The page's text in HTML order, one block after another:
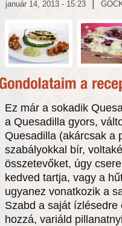
január 14, 2013 - 15:23
Ez már a sokadik
a Quesadilla gyors,
Quesadilla (akárcsak a
szabályokkal bír,
összetevőket, úgy
kedved tartja, vagy a
ugyanez vonatkozik a
Szabd a saját
hozzá, variáld